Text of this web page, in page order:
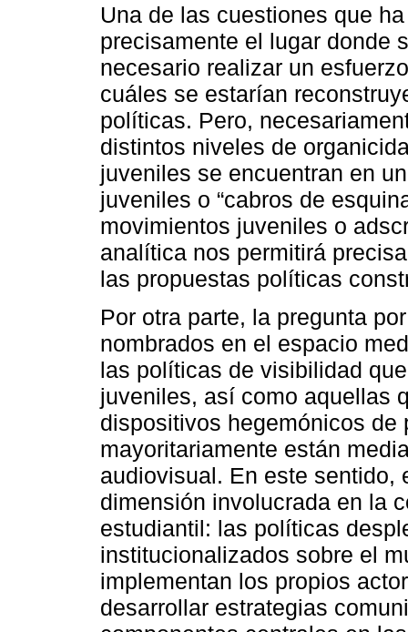
Una de las cuestiones que
precisamente el lugar donde
necesario realizar un
cuáles se estarían
políticas. Pero,
distintos niveles de
juveniles se encuentran en
juveniles o “cabros de
movimientos juveniles o
analítica nos permitirá
las propuestas políticas
Por otra parte, la pregunta
nombrados en el espacio
las políticas de visibilidad
juveniles, así como aquellas
dispositivos hegemónicos de
mayoritariamente están
audiovisual. En este sentido,
dimensión involucrada en la
estudiantil: las políticas
institucionalizados sobre el
implementan los propios
desarrollar estrategias